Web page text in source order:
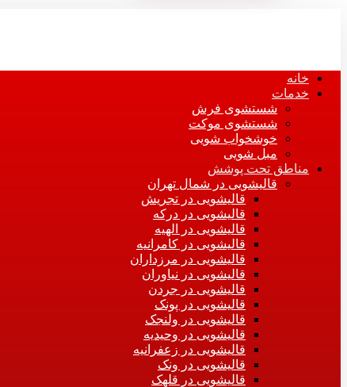
خانه
خدمات
شستشوی فرش
شستشوی موکت
خوشخواب شویی
مبل شویی
مناطق تحت پوشش
قالیشویی در شمال تهران
قالیشویی در تجریش
قالیشویی در درکه
قالیشویی در الهیه
قالیشویی در کامرانیه
قالیشویی در مرزداران
قالیشویی در نیاوران
قالیشویی در جردن
قالیشویی در پونک
قالیشویی در ولنجک
قالیشویی در وحیدیه
قالیشویی در زعفرانیه
قالیشویی در ونک
قالیشویی در قلهک